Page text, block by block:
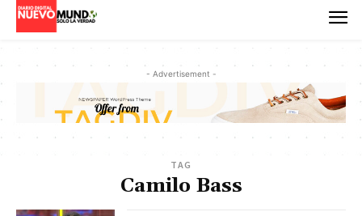
- Advertisement -
TAG
Camilo Bass